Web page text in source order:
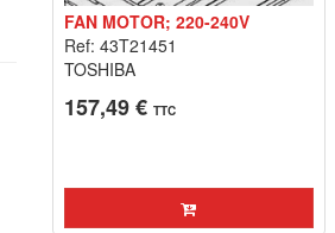
FAN MOTOR; 220-240V
Ref: 43T21451
TOSHIBA
157,49 € TTC